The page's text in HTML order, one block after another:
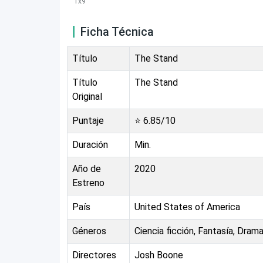
Ficha Técnica
Título The Stand
Título
Original
The Stand
Puntaje ⭐ 6.85/10
Duración Min.
Año de
Estreno
2020
País United States of America
Géneros Ciencia ficción, Fantasía, Drama
Directores Josh Boone